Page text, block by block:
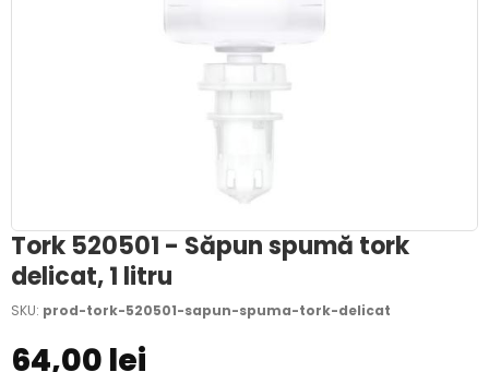
Tork 520501 - Săpun spumă tork
delicat, 1 litru
SKU: prod-tork-520501-sapun-spuma-tork-delicat
64,00 lei